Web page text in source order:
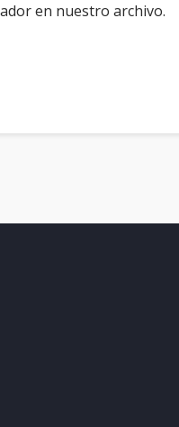
en nuestro archivo.